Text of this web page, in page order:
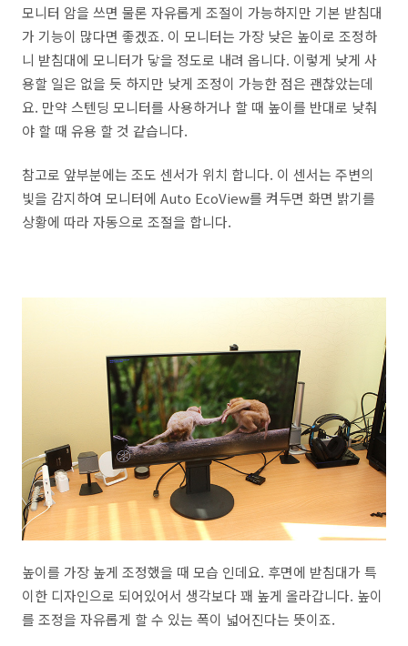
모니터 암을 쓰면 물론 자유롭게 조절이 가능하지만 기본 받침대
가 기능이 많다면 좋겠죠. 이 모니터는 가장 낮은 높이로 조정하
니 받침대에 모니터가 닿을 정도로 내려 옵니다. 이렇게 낮게 사
용할 일은 없을 듯 하지만 낮게 조정이 가능한 점은 괜찮았는데
요. 만약 스텐딩 모니터를 사용하거나 할 때 높이를 반대로 낮춰
야 할 때 유용 할 것 같습니다.
참고로 앞부분에는 조도 센서가 위치 합니다. 이 센서는 주변의
빛을 감지하여 모니터에 Auto EcoView를 켜두면 화면 밝기를
상황에 따라 자동으로 조절을 합니다.
높이를 가장 높게 조정했을 때 모습 인데요. 후면에 받침대가 특
이한 디자인으로 되어있어서 생각보다 꽤 높게 올라갑니다. 높이
를 조정을 자유롭게 할 수 있는 폭이 넓어진다는 뜻이죠.